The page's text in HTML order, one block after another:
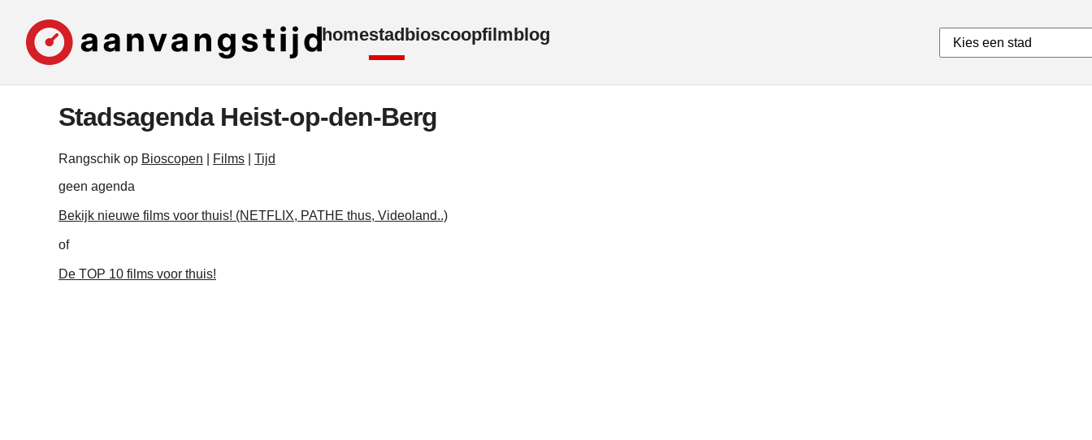
homestadbioscoopfilmblog
Stadsagenda Heist-op-den-Berg
Rangschik op Bioscopen Films
Tijd
geen agenda
Bekijk nieuwe films voor thuis! (NETFLIX, PATHE thus, Videoland..)
of
De TOP 10 films voor thuis!